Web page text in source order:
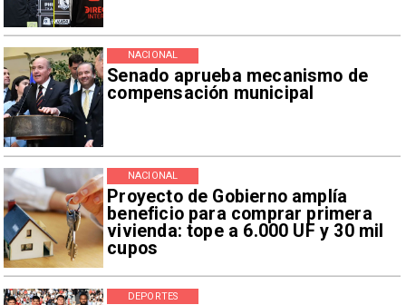
Senado aprueba mecanismo de
compensación municipal
NACIONAL
Proyecto de Gobierno amplía
beneficio para comprar primera
vivienda: tope a 6.000 UF y 30 mil
cupos
NACIONAL
DEPORTES